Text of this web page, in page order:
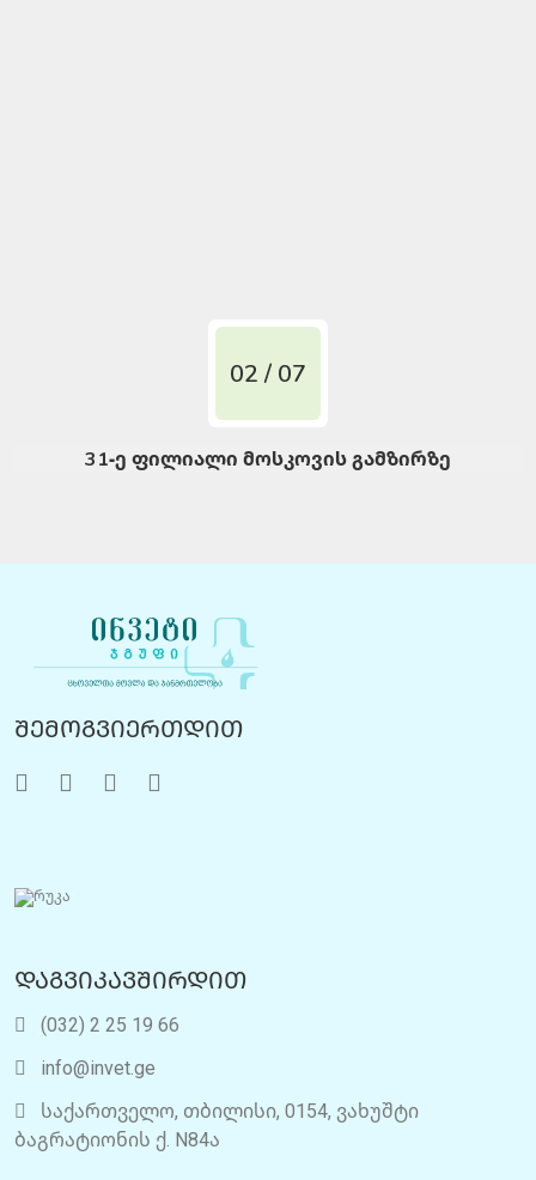
02 / 07
31-ე ფილიალი მოსკოვის გამზირზე
შემოგვიერთდით
დაგვიკავშირდით
(032) 2 25 19 66
info@invet.ge
საქართველო, თბილისი, 0154, ვახუშტი
ბაგრატიონის ქ. N84ა